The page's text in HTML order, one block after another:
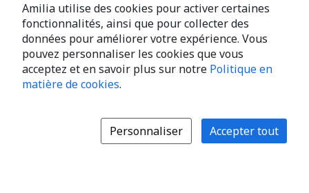
Amilia utilise des cookies pour activer certaines
fonctionnalités, ainsi que pour collecter des
données pour améliorer votre expérience. Vous
pouvez personnaliser les cookies que vous
acceptez et en savoir plus sur notre Politique en
matière de cookies.
Personnaliser Accepter tout